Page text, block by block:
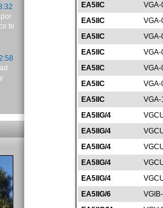
EA5IIC
EA5IIC
EA5IIC
EA5IIC
EA5IIC
EA5IIC
EA5IIC
EA5IIG/4
EA5IIG/4
EA5IIG/4
EA5IIG/4
EA5IIG/4
EA5IIG/6
te